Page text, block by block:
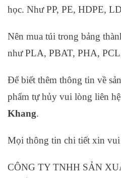
học. Như PP, PE, HDPE,
Nên mua túi trong bảng
như PLA, PBAT, PHA,
Để biết thêm thông tin về
phẩm tự hủy vui lòng liên hệ
Khang.
Mọi thông tin chi tiết xin
CÔNG TY TNHH SẢN